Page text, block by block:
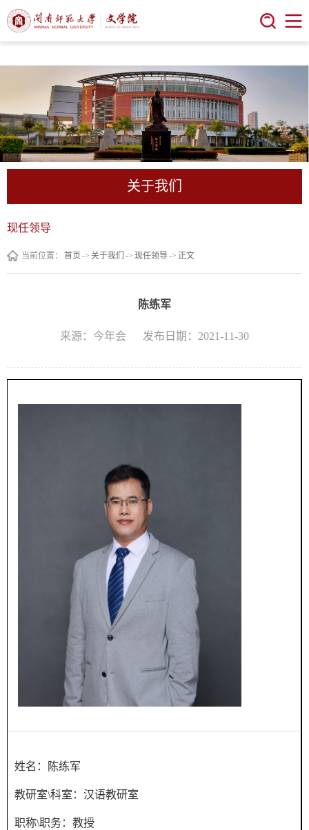
今年会 | 官方网站
关于我们
现任领导
当前位置： 首页 -> 关于我们 -> 现任领导-> 正文
陈练军
来源：今年会 发布日期：2021-11-30
姓名： 陈练军
教研室\科室： 汉语教研室
职称\职务： 教授